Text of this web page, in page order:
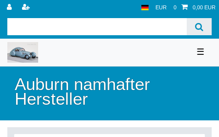
EUR 0 0,00 EUR
☰
Auburn namhafter
Hersteller